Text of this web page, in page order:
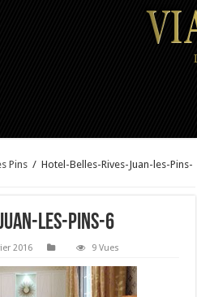
Pins / Hotel-Belles-Rives-Juan-les-Pins-
les-Pins-6
2016 9 Vues